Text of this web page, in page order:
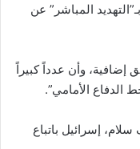
المباشر” عن
إضافية، وأن عدداً كبيراً
الدفاع الأمامي”.
إسرائيل باتباع